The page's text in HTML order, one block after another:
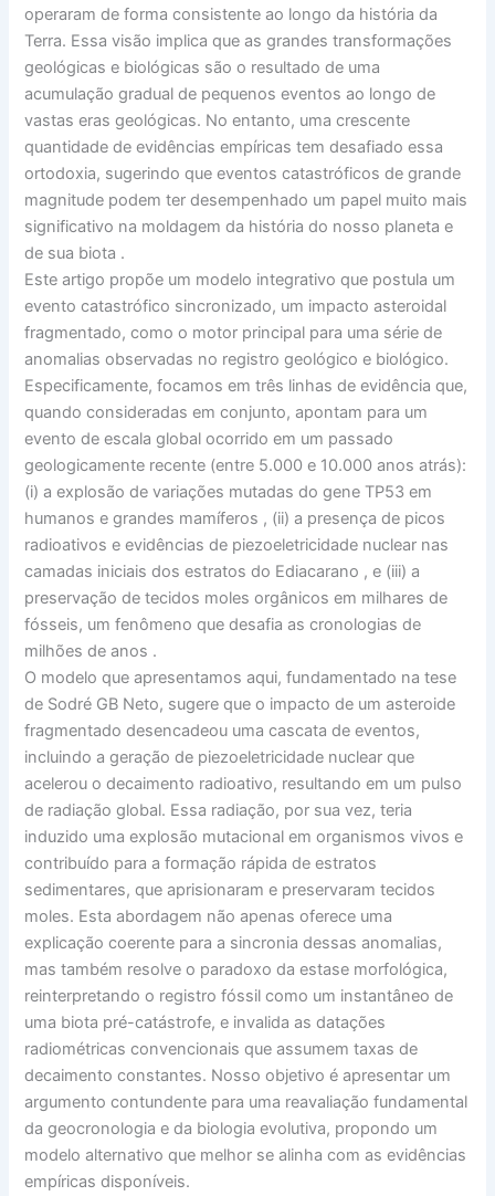
operaram de forma consistente ao longo da história da
Terra. Essa visão implica que as grandes transformações
geológicas e biológicas são o resultado de uma
acumulação gradual de pequenos eventos ao longo de
vastas eras geológicas. No entanto, uma crescente
quantidade de evidências empíricas tem desafiado essa
ortodoxia, sugerindo que eventos catastróficos de grande
magnitude podem ter desempenhado um papel muito mais
significativo na moldagem da história do nosso planeta e
de sua biota .
Este artigo propõe um modelo integrativo que postula um
evento catastrófico sincronizado, um impacto asteroidal
fragmentado, como o motor principal para uma série de
anomalias observadas no registro geológico e biológico.
Especificamente, focamos em três linhas de evidência que,
quando consideradas em conjunto, apontam para um
evento de escala global ocorrido em um passado
geologicamente recente (entre 5.000 e 10.000 anos atrás):
(i) a explosão de variações mutadas do gene TP53 em
humanos e grandes mamíferos , (ii) a presença de picos
radioativos e evidências de piezoeletricidade nuclear nas
camadas iniciais dos estratos do Ediacarano , e (iii) a
preservação de tecidos moles orgânicos em milhares de
fósseis, um fenômeno que desafia as cronologias de
milhões de anos .
O modelo que apresentamos aqui, fundamentado na tese
de Sodré GB Neto, sugere que o impacto de um asteroide
fragmentado desencadeou uma cascata de eventos,
incluindo a geração de piezoeletricidade nuclear que
acelerou o decaimento radioativo, resultando em um pulso
de radiação global. Essa radiação, por sua vez, teria
induzido uma explosão mutacional em organismos vivos e
contribuído para a formação rápida de estratos
sedimentares, que aprisionaram e preservaram tecidos
moles. Esta abordagem não apenas oferece uma
explicação coerente para a sincronia dessas anomalias,
mas também resolve o paradoxo da estase morfológica,
reinterpretando o registro fóssil como um instantâneo de
uma biota pré-catástrofe, e invalida as datações
radiométricas convencionais que assumem taxas de
decaimento constantes. Nosso objetivo é apresentar um
argumento contundente para uma reavaliação fundamental
da geocronologia e da biologia evolutiva, propondo um
modelo alternativo que melhor se alinha com as evidências
empíricas disponíveis.